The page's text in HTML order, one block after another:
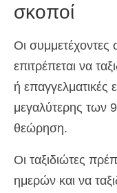
σκοποί
Οι
επιτρέπεται να
ή επαγγελματικές
μεγαλύτερης των
θεώρηση.
Οι ταξιδιώτες
ημερών και να